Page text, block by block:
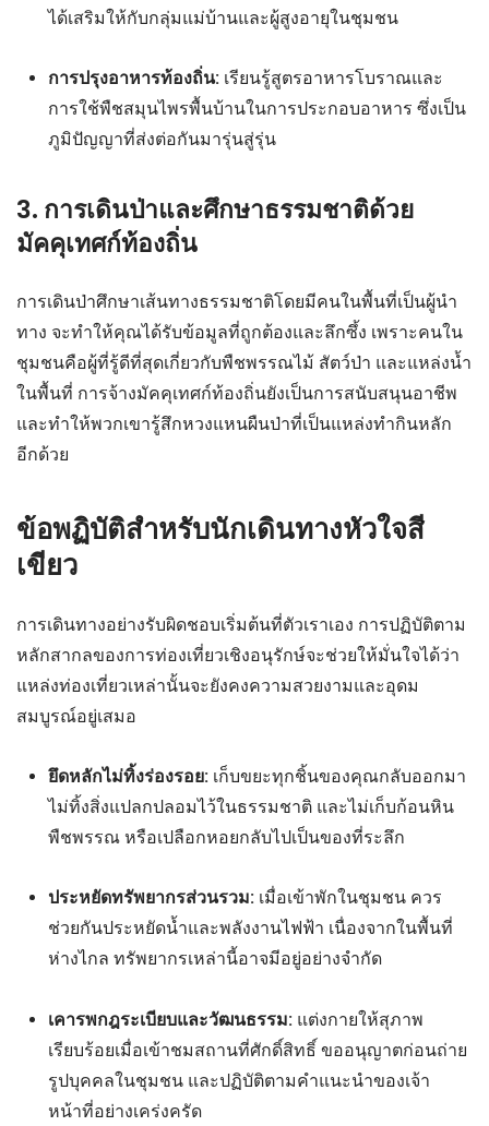
ได้เสริมให้กับกลุ่มแม่บ้านและผู้สูงอายุในชุมชน
การปรุงอาหารท้องถิ่น:เรียนรู้สูตรอาหารโบราณและ
การใช้พืชสมุนไพรพื้นบ้านในการประกอบอาหาร ซึ่งเป็น
ภูมิปัญญาที่ส่งต่อกันมารุ่นสู่รุ่น
3. การเดินป่าและศึกษาธรรมชาติด้วย
มัคคุเทศก์ท้องถิ่น
การเดินป่าศึกษาเส้นทางธรรมชาติโดยมีคนในพื้นที่เป็นผู้นำ
ทาง จะทำให้คุณได้รับข้อมูลที่ถูกต้องและลึกซึ้ง เพราะคนใน
ชุมชนคือผู้ที่รู้ดีที่สุดเกี่ยวกับพืชพรรณไม้ สัตว์ป่า และแหล่งน้ำ
ในพื้นที่ การจ้างมัคคุเทศก์ท้องถิ่นยังเป็นการสนับสนุนอาชีพ
และทำให้พวกเขารู้สึกหวงแหนผืนป่าที่เป็นแหล่งทำกินหลัก
อีกด้วย
ข้อพฏิบัติสำหรับนักเดินทางหัวใจสี
เขียว
การเดินทางอย่างรับผิดชอบเริ่มต้นที่ตัวเราเอง การปฏิบัติตาม
หลักสากลของการท่องเที่ยวเชิงอนุรักษ์จะช่วยให้มั่นใจได้ว่า
แหล่งท่องเที่ยวเหล่านั้นจะยังคงความสวยงามและอุดม
สมบูรณ์อยู่เสมอ
ยึดหลักไม่ทิ้งร่องรอย:เก็บขยะทุกชิ้นของคุณกลับออกมา
ไม่ทิ้งสิ่งแปลกปลอมไว้ในธรรมชาติ และไม่เก็บก้อนหิน
พืชพรรณ หรือเปลือกหอยกลับไปเป็นของที่ระลึก
ประหยัดทรัพยากรส่วนรวม:เมื่อเข้าพักในชุมชน ควร
ช่วยกันประหยัดน้ำและพลังงานไฟฟ้า เนื่องจากในพื้นที่
ห่างไกล ทรัพยากรเหล่านี้อาจมีอยู่อย่างจำกัด
เคารพกฎระเบียบและวัฒนธรรม:แต่งกายให้สุภาพ
เรียบร้อยเมื่อเข้าชมสถานที่ศักดิ์สิทธิ์ ขออนุญาตก่อนถ่าย
รูปบุคคลในชุมชน และปฏิบัติตามคำแนะนำของเจ้า
หน้าที่อย่างเคร่งครัด